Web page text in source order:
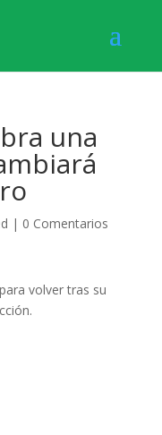
una
| 0 Comentarios
volver tras su